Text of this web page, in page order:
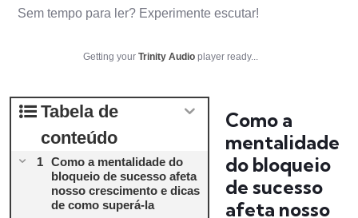
Sem tempo para ler? Experimente escutar!
Getting your Trinity Audio player ready...
Tabela de
conteúdo
Como a mentalidade do
bloqueio de sucesso afeta
nosso crescimento e dicas
de como superá-la
Como a
mentalidade
do bloqueio
de sucesso
afeta nosso